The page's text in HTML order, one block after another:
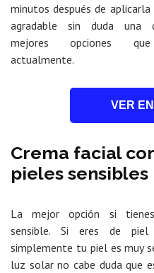
minutos después de aplicarla
agradable sin duda una
mejores opciones
actualmente.
VER
Crema facial
pieles sensibles
La mejor opción si
sensible. Si eres de
simplemente tu piel es muy
luz solar no cabe duda que